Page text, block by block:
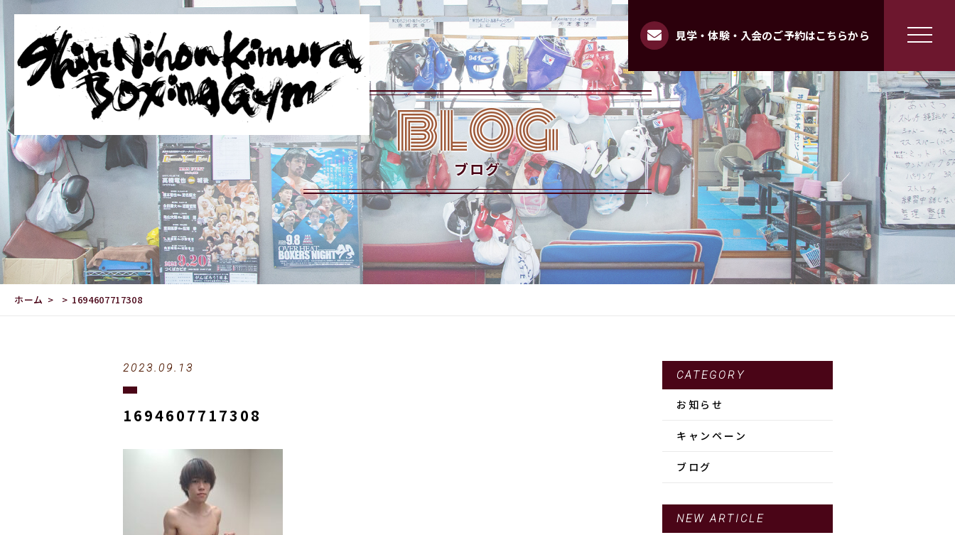
見学・体験・入会のご予約はこちらから
BLOG
ブログ
ホーム 1694607717308
2023.09.13
1694607717308
CATEGORY
お知らせ
キャンペーン
ブログ
NEW ARTICLE